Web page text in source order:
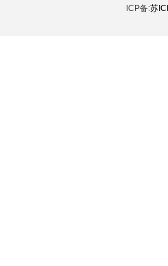
ICP备:苏